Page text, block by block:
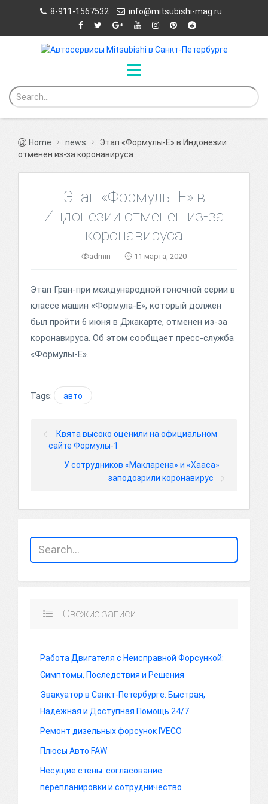
8-911-1567532 info@mitsubishi-mag.ru
Home news
Этап «Формулы-Е» в Индонезии
отменен из-за коронавируса
Этап «Формулы-Е» в
Индонезии отменен из-за
коронавируса
admin 11 марта, 2020
Этап Гран-при международной гоночной серии в
классе машин «Формула-Е», который должен
был пройти 6 июня в Джакарте, отменен из-за
коронавируса. Об этом сообщает пресс-служба
«Формулы-Е».
Tags: авто
Квята высоко оценили на официальном
сайте Формулы-1
У сотрудников «Макларена» и «Хааса»
заподозрили коронавирус
Свежие записи
Работа Двигателя с Неисправной Форсункой:
Симптомы, Последствия и Решения
Эвакуатор в Санкт-Петербурге: Быстрая,
Надежная и Доступная Помощь 24/7
Ремонт дизельных форсунок IVECO
Плюсы Авто FAW
Несущие стены: согласование
перепланировки и сотрудничество